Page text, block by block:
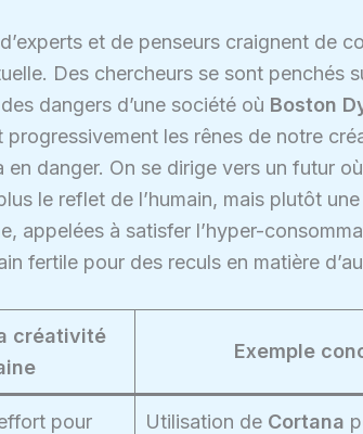
et de penseurs craignent de
Des chercheurs se sont penchés
dangers d’une société où Boston
les rênes de notre
en danger. On se dirige vers un futur
le reflet de l’humain, mais plutôt
appelées à satisfer l’hyper-
fertile pour des reculs en matière
créativité
Exemple
pour
Utilisation de Cortana